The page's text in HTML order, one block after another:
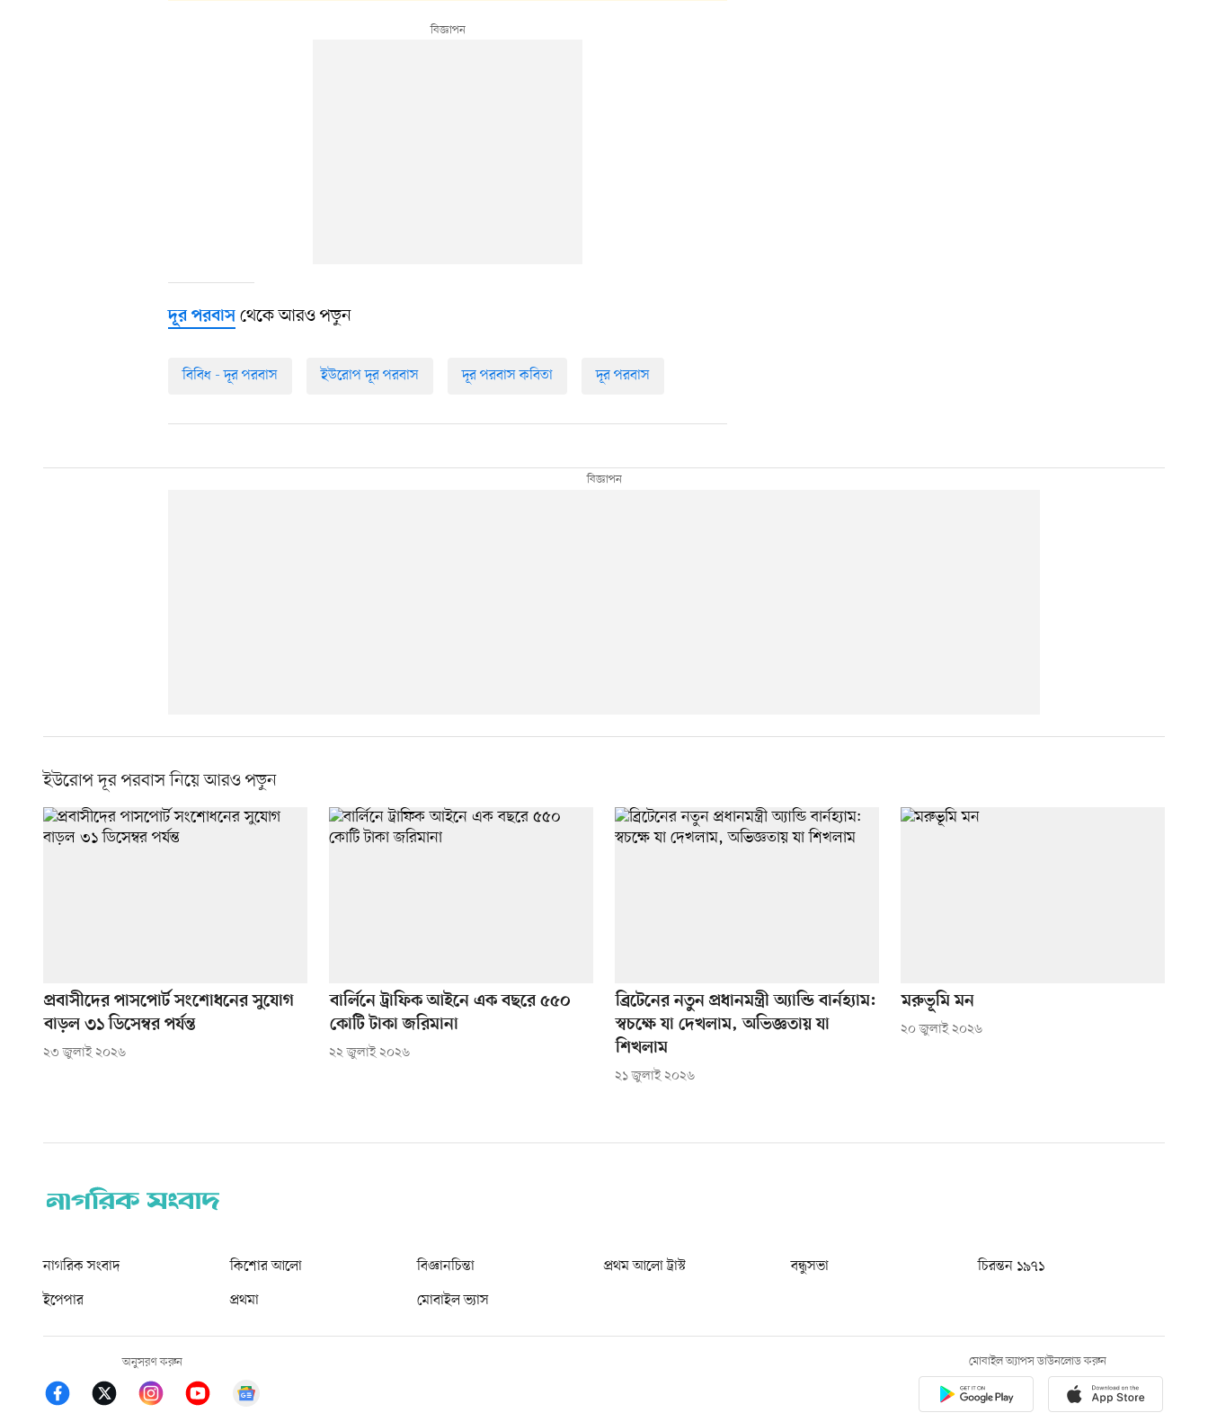
দূর পরবাস থেকে আরও পড়ুন
বিবিধ - দূর পরবাস ইউরোপ দূর পরবাস দূর পরবাস কবিতা দূর পরবাস
ইউরোপ দূর পরবাস নিয়ে আরও পড়ুন
প্রবাসীদের পাসপোর্ট সংশোধনের সুযোগ
বাড়ল ৩১ ডিসেম্বর পর্যন্ত
২৩ জুলাই ২০২৬
বার্লিনে ট্রাফিক আইনে এক বছরে ৫৫০
কোটি টাকা জরিমানা
২২ জুলাই ২০২৬
ব্রিটেনের নতুন প্রধানমন্ত্রী অ্যান্ডি বার্নহ্যাম:
স্বচক্ষে যা দেখলাম, অভিজ্ঞতায় যা
শিখলাম
২১ জুলাই ২০২৬
মরুভূমি মন
২০ জুলাই ২০২৬
নাগরিক সংবাদ কিশোর আলো বিজ্ঞানচিন্তা প্রথম আলো ট্রাস্ট বন্ধুসভা
চিরন্তন ১৯৭১
ইপেপার
প্রথমা মোবাইল ভ্যাস
অনুসরণ করুন মোবাইল অ্যাপস ডাউনলোড করুন